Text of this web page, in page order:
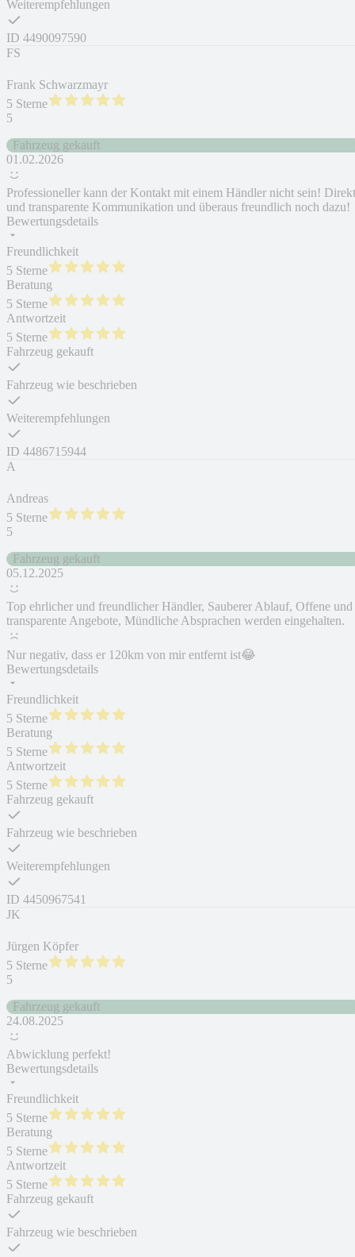
Weiterempfehlungen
ID 4490097590
FS
Frank Schwarzmayr
5 Sterne
5
Fahrzeug gekauft
01.02.2026
Professioneller kann der Kontakt mit einem Händler nicht sein!
und transparente Kommunikation und überaus freundlich noch dazu!
Bewertungsdetails
Freundlichkeit
5 Sterne
Beratung
5 Sterne
Antwortzeit
5 Sterne
Fahrzeug gekauft
Fahrzeug wie beschrieben
Weiterempfehlungen
ID 4486715944
A
Andreas
5 Sterne
5
Fahrzeug gekauft
05.12.2025
Top ehrlicher und freundlicher Händler, Sauberer Ablauf, Offene und
transparente Angebote, Mündliche Absprachen werden eingehalten.
Nur negativ, dass er 120km von mir entfernt ist😂
Bewertungsdetails
Freundlichkeit
5 Sterne
Beratung
5 Sterne
Antwortzeit
5 Sterne
Fahrzeug gekauft
Fahrzeug wie beschrieben
Weiterempfehlungen
ID 4450967541
JK
Jürgen Köpfer
5 Sterne
5
Fahrzeug gekauft
24.08.2025
Abwicklung perfekt!
Bewertungsdetails
Freundlichkeit
5 Sterne
Beratung
5 Sterne
Antwortzeit
5 Sterne
Fahrzeug gekauft
Fahrzeug wie beschrieben